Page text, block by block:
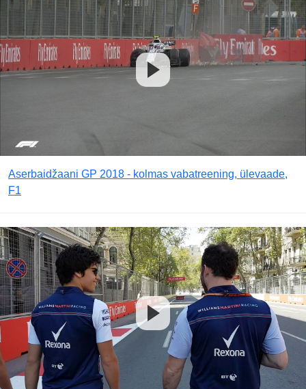
Aserbaidžaani GP 2018 - kolmas vabatreening, ülevaade,
F1